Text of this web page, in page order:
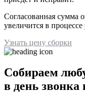
Согласованная сумма
увеличится в процессе
Узнать цену сборки
Собираем
в день